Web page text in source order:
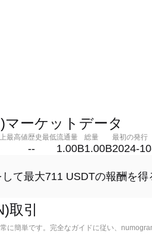
マーケットデータ
最高値歴史最低
--
流通量
1.00B
総量
1.00B
最初の発行
2024-
て最大711 USDTの報酬を得
取引
に簡単です。完全なガイドに従い、